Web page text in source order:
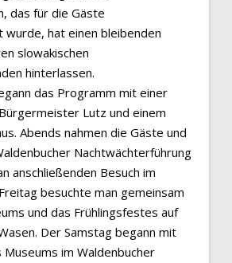
das für die Gäste
wurde, hat einen bleibenden
slowakischen
hinterlassen.
das Programm mit einer
Lutz und einem
Abends nahmen die Gäste und
Nachtwächterführung
anschließenden Besuch im
besuchte man gemeinsam
und das Frühlingsfestes auf
Der Samstag begann mit
im Waldenbucher